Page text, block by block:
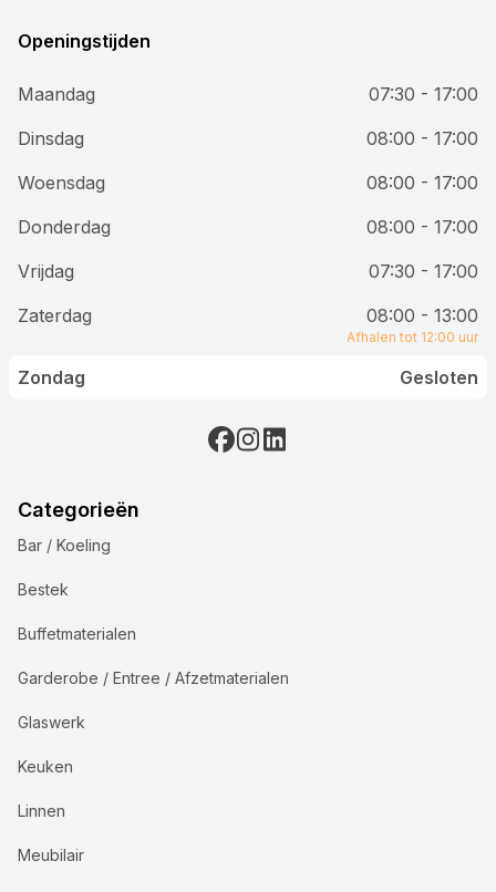
Openingstijden
Maandag
07:30 - 17:00
Dinsdag
08:00 - 17:00
Woensdag
08:00 - 17:00
Donderdag
08:00 - 17:00
Vrijdag
07:30 - 17:00
Zaterdag
08:00 - 13:00
Afhalen tot 12:00 uur
Zondag Gesloten
Categorieën
Bar / Koeling
Bestek
Buffetmaterialen
Garderobe / Entree / Afzetmaterialen
Glaswerk
Keuken
Linnen
Meubilair